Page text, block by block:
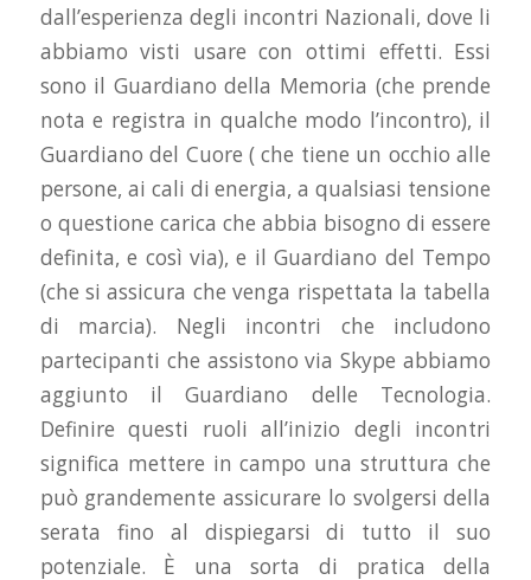
dall’esperienza degli incontri Nazionali, dove li
abbiamo visti usare con ottimi effetti. Essi
sono il Guardiano della Memoria (che prende
nota e registra in qualche modo l’incontro), il
Guardiano del Cuore ( che tiene un occhio alle
persone, ai cali di energia, a qualsiasi tensione
o questione carica che abbia bisogno di essere
definita, e così via), e il Guardiano del Tempo
(che si assicura che venga rispettata la tabella
di marcia). Negli incontri che includono
partecipanti che assistono via Skype abbiamo
aggiunto il Guardiano delle Tecnologia.
Definire questi ruoli all’inizio degli incontri
significa mettere in campo una struttura che
può grandemente assicurare lo svolgersi della
serata fino al dispiegarsi di tutto il suo
potenziale. È una sorta di pratica della